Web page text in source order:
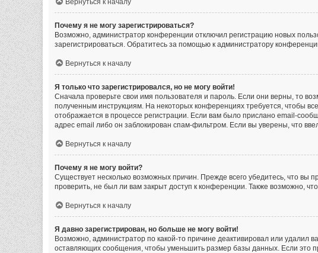
Вернуться к началу
Почему я не могу зарегистрироваться?
Возможно, администратор конференции отключил регистрацию новых
зарегистрироваться. Обратитесь за помощью к администратору
Вернуться к началу
Я только что зарегистрировался, но не могу войти!
Сначала проверьте свои имя пользователя и пароль. Если они верны, то
полученным инструкциям. На некоторых конференциях требуется, чтобы
отображается в процессе регистрации. Если вам было прислано email-
адрес email либо он заблокирован спам-фильтром. Если вы уверены, что
Вернуться к началу
Почему я не могу войти?
Существует несколько возможных причин. Прежде всего убедитесь, что вы
проверить, не был ли вам закрыт доступ к конференции. Также возможно,
Вернуться к началу
Я давно зарегистрирован, но больше не могу войти!
Возможно, администратор по какой-то причине деактивировал или удалил
оставляющих сообщения, чтобы уменьшить размер базы данных. Если это